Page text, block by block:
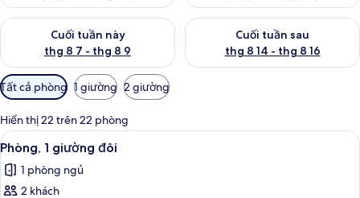
Cuối tuần này
thg 8 7 - thg 8 9
Kiểm tra lượng phòng cuối tuần này từ thg 8 7 - thg 8 9
Cuối tuần sau
thg 8 14 - thg 8 16
Kiểm tra lượng phòng cuối
Bộ
lọc
có
thể
dùng
để
lọc
Tất cả phòng 1 giường 2 giường
Hiển thị 22 trên 22 phòng
Xem
tất
cả
ảnh
Bộ trải giường bằng vải cotton Ai
4
Phòng, 1 giường đôi
1 phòng ngủ
2 khách